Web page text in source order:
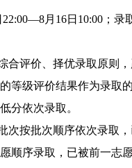
月16日10:00；
合评价、择优录取原则
等级评价结果作为录取
分依次录取。
次按批次顺序依次录取
顺序录取，已被前一志